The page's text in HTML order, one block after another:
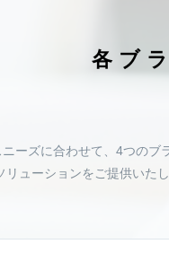
各ブ
ーズに合わせて、4つのブ
リューションをご提供いた